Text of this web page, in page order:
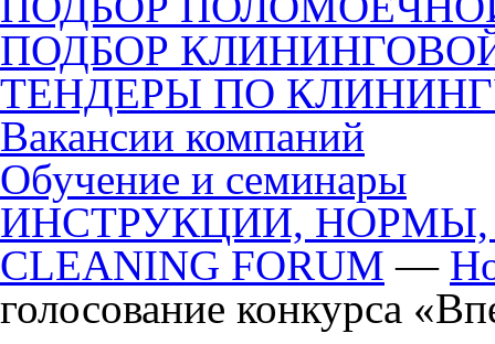
ПОДБОР
ТЕНДЕРЫ ПО
Вакансии компаний
Обучение и семинары
ИНСТРУКЦИИ,
CLEANING FORUM —
голосование конкурса